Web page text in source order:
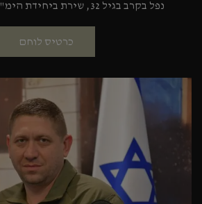
נפל בקרב בגיל 32, שירת ביחידת הימ"מ במשך 10 שנים
כרטיס לוחם